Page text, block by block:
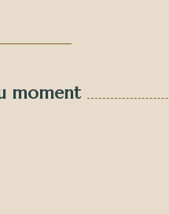
moment